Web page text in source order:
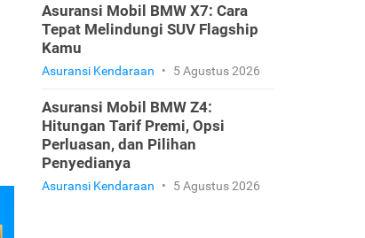
Asuransi Mobil BMW X7: Cara
Tepat Melindungi SUV Flagship
Kamu
Asuransi Kendaraan • 5 Agustus 2026
Asuransi Mobil BMW Z4:
Hitungan Tarif Premi, Opsi
Perluasan, dan Pilihan
Penyedianya
Asuransi Kendaraan • 5 Agustus 2026